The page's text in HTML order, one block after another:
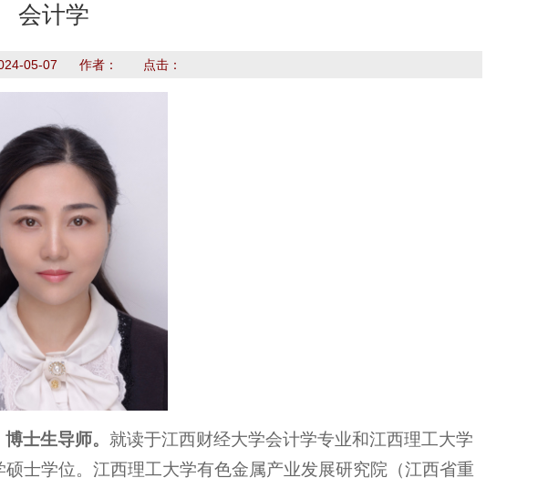
会计学
05-07 作者： 点击：
士生导师。 就读于江西财经大学会计学专业和江西理工大学
士学位。江西理工大学有色金属产业发展研究院（江西省重